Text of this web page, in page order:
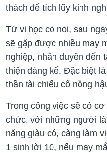
thách để tích lũy kinh
Tử vi học có nói, sau
sẽ gặp được nhiều may
nghiệp, nhân duyên đến
thiện đáng kể. Đặc biệt
thần tài chiếu cố nồng
Trong công việc sẽ có
chức, với những người
năng giàu có, càng làm
1 sinh lời 10, nếu may